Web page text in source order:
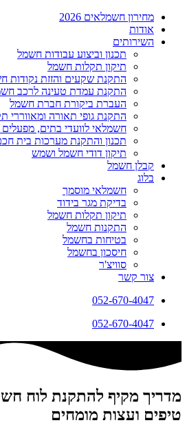
מחירון חשמלאים 2026
אודות
השירותים
תכנון וביצוע עבודות חשמל
תיקון תקלות חשמל
התקנת שקעים והזזת נקודות
התקנת עמדת טעינה לרכב
העברת ביקורת חברת חשמל
התקנת גופי תאורה ומאווררי
חשמלאי לוועדי בתים, מפעלים
תכנון והתקנת מערכות בית
תיקון דודי חשמל ושמש
קבלן חשמל
בלוג
חשמלאי מוסמך
בדיקת מגר בידוד
תיקון תקלות חשמל
התקנות חשמל
בטיחות בחשמל
חיסכון בחשמל
סוויצ'ר
צור קשר
052-670-4047
052-670-4047
מדריך מקיף להתקנת לוח
טיפים ועצות מומחים